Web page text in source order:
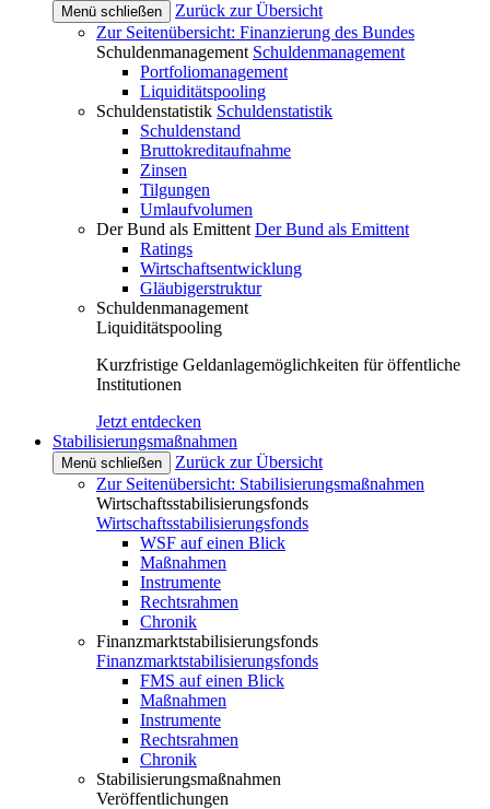
Menü schließen
Zurück zur Übersicht
Zur Seitenübersicht: Finanzierung des Bundes
Schuldenmanagement Schuldenmanagement
Portfoliomanagement
Liquiditätspooling
Schuldenstatistik Schuldenstatistik
Schuldenstand
Bruttokreditaufnahme
Zinsen
Tilgungen
Umlaufvolumen
Der Bund als Emittent Der Bund als Emittent
Ratings
Wirtschaftsentwicklung
Gläubigerstruktur
Schuldenmanagement
Liquiditätspooling
Kurzfristige Geldanlagemöglichkeiten für öffentliche
Institutionen
Jetzt entdecken
Stabilisierungsmaßnahmen
Menü schließen
Zurück zur Übersicht
Zur Seitenübersicht: Stabilisierungsmaßnahmen
Wirtschaftsstabilisierungsfonds
Wirtschaftsstabilisierungsfonds
WSF auf einen Blick
Maßnahmen
Instrumente
Rechtsrahmen
Chronik
Finanzmarktstabilisierungsfonds
Finanzmarktstabilisierungsfonds
FMS auf einen Blick
Maßnahmen
Instrumente
Rechtsrahmen
Chronik
Stabilisierungsmaßnahmen
Veröffentlichungen